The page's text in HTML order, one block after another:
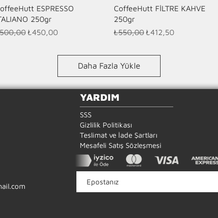
Hızlı Bakış
ESPRESSO
250gr
Fiyat
İndirimli Fiyat
₺450,00
Hızlı Bakış
CoffeeHutt FİLTRE KAHVE
250gr
Normal Fiyat
₺550,00 İndirimli Fiyat
₺412,50
Daha Fazla Yükle
YARDIM
SSS
Gizlilik Politikası
Teslimat ve İade Şartları
Mesafeli Satış Sözleşmesi